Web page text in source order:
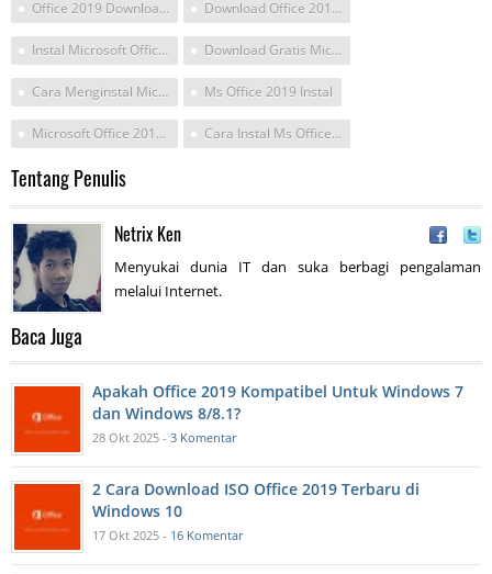
Office 2019 Download Cara Install Download Office 2019 Iso X64
Instal Microsoft Office 2019 Di Windows 7 Download Gratis Microsoft Office 2019 Full Crack Gratis
Cara Menginstal Microsoft Office 2019 Ms Office 2019 Instal
Microsoft Office 2019 Iso Cara Instal Ms Office 2019
Tentang Penulis
Netrix Ken
Menyukai dunia IT dan suka berbagi pengalaman
melalui Internet.
Baca Juga
Apakah Office 2019 Kompatibel Untuk Windows 7
dan Windows 8/8.1?
28 Okt 2025 - 3 Komentar
2 Cara Download ISO Office 2019 Terbaru di
Windows 10
17 Okt 2025 - 16 Komentar